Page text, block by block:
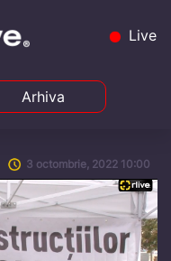
Live
Arhiva
3 octombrie, 2022 10:00